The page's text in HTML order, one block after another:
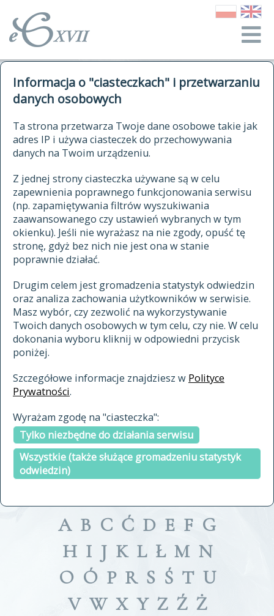
Informacja o "ciasteczkach" i przetwarzaniu
danych osobowych
Ta strona przetwarza Twoje dane osobowe takie jak
adres IP i używa ciasteczek do przechowywania
danych na Twoim urządzeniu.
Z jednej strony ciasteczka używane są w celu
zapewnienia poprawnego funkcjonowania serwisu
(np. zapamiętywania filtrów wyszukiwania
zaawansowanego czy ustawień wybranych w tym
okienku). Jeśli nie wyrażasz na nie zgody, opuść tę
stronę, gdyż bez nich nie jest ona w stanie
poprawnie działać.
Drugim celem jest gromadzenia statystyk odwiedzin
oraz analiza zachowania użytkowników w serwisie.
Masz wybór, czy zezwolić na wykorzystywanie
Twoich danych osobowych w tym celu, czy nie. W celu
dokonania wyboru kliknij w odpowiedni przycisk
poniżej.
Szczegółowe informacje znajdziesz w Polityce
Prywatności.
Wyrażam zgodę na "ciasteczka":
Tylko niezbędne do działania serwisu
Wszystkie (także służące gromadzeniu statystyk
odwiedzin)
autorzy Słownika
historia
publikacje
źródła
autorzy tekstów źródłowych
zasady opracowania
statystyki
najnowsze hasła
ostatnio zmodyfikowane hasła
materiały archiwalne
cytowanie
kontakt
kwerendy
jak cytować Słownik
ELEKTRONICZNY SŁOWNIK
JĘZYKA POLSKIEGO
XVII I XVIII WIEKU
znajdź hasła
zaczynające się od
indeksie
a fronte
a tergo
A B C Ć D E F G
H I J K L Ł M N
O Ó P R S Ś T U
V W X Y Z Ź Ż